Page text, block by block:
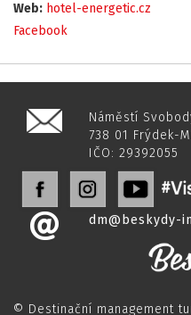
Web: hotel-energetic.cz
Facebook
Náměstí
738 01 Frýdek-
IČO: 29392055
dm@beskydy-
© Destinační management